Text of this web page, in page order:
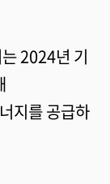
2024년 기
지를 공급하